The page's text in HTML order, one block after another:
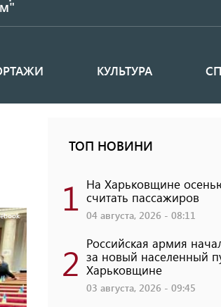
КУЛЬТУРА
ТОП НОВИНИ
1 На Харьковщине
считать пассажиров
04 августа, 2026 - 08:11
2 Российская армия
за новый населенный
Харьковщине
03 августа, 2026 - 09:45